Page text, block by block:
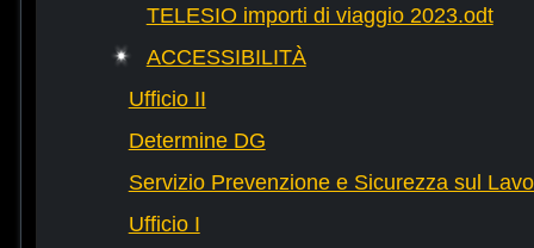
TELESIO importi di viaggio 2023.odt
ACCESSIBILITÀ
Ufficio II
Determine DG
Servizio Prevenzione e Sicurezza sul
Ufficio I